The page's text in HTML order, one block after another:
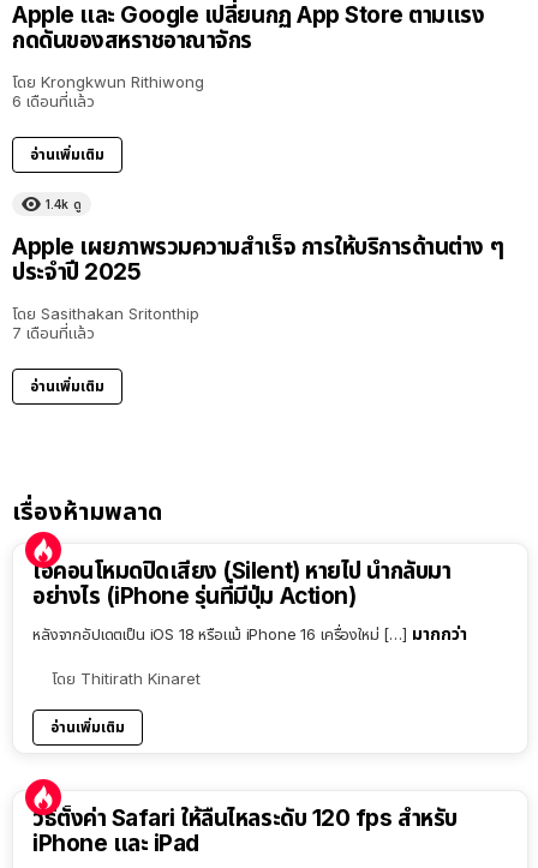
Apple และ Google เปลี่ยนกฏ App Store ตามแรง
กดดันของสหราชอาณาจักร
โดย Krongkwun Rithiwong
6 เดือนที่แล้ว
อ่านเพิ่มเติม
1.4k ดู
Apple เผยภาพรวมความสำเร็จ การให้บริการด้านต่าง ๆ
ประจำปี 2025
โดย Sasithakan Sritonthip
7 เดือนที่แล้ว
อ่านเพิ่มเติม
เรื่องห้ามพลาด
ไอคอนโหมดปิดเสียง (Silent) หายไป นำกลับมา
อย่างไร (iPhone รุ่นที่มีปุ่ม Action)
หลังจากอัปเดตเป็น iOS 18 หรือแม้ iPhone 16 เครื่องใหม่ […] มากกว่า
โดย Thitirath Kinaret
อ่านเพิ่มเติม
วิธีตั้งค่า Safari ให้ลื่นไหลระดับ 120 fps สำหรับ
iPhone และ iPad